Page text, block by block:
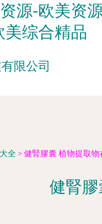
源-欧美资
美综合精品
限公司
全 > 健腎膠囊 植物提取
健腎